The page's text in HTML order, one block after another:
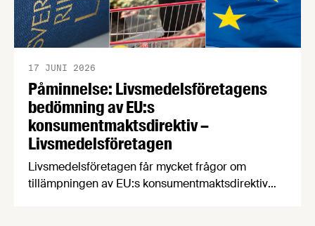
Påminnelse: Livsmedelsföretagens
bedömning av EU:s
konsumentmaktsdirektiv –
Livsmedelsföretagen
17 JUNI 2026
Livsmedelsföretagen får mycket frågor om
tillämpningen av EU:s konsumentmaktsdirektiv